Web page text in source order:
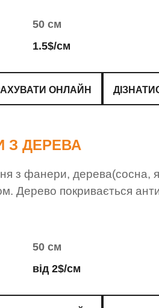
50 см
1.5$/см
ОНЛАЙН
З ДЕРЕВА
з фанери, дерева(сосна,
Дерево покривається
50 см
від 2$/см